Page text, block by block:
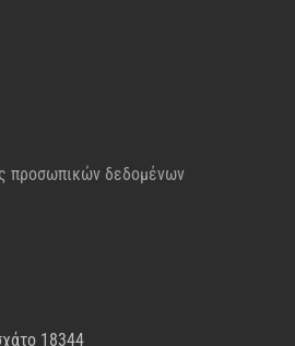
προσωπικών δεδομένων
18344